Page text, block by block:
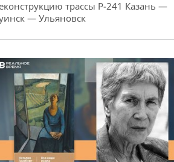
трассы Р‑241 Казань —
— Ульяновск